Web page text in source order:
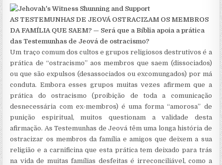
AS TESTEMUNHAS DE JEOVÁ OSTRACIZAM OS MEMBROS
DA FAMÍLIA QUE SAEM? — Será que a Bíblia apoia a prática
das Testemunhas de Jeová de ostracismo?
Um traço comum dos cultos e grupos religiosos destrutivos é a
prática de “ostracismo” aos membros que saem (dissociados)
ou que são expulsos (desassociados ou excomungados) por má
conduta. Embora esses grupos muitas vezes afirmem que a
prática do ostracismo (proibição de toda a comunicação
desnecessária com ex-membros) é uma forma “amorosa” de
punição espiritual, muitos questionam a validade desta
afirmação. As Testemunhas de Jeová têm uma longa história de
ostracizar os membros da família e amigos que deixem a sua
religião e a carnificina que esta prática tem deixado para trás
na vida de muitas famílias desfeitas é irreconciliável, como a